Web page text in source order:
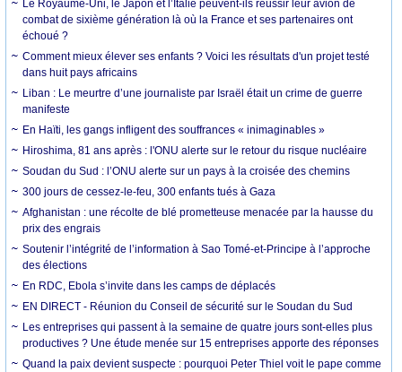
Le Royaume-Uni, le Japon et l’Italie peuvent-ils réussir leur avion de
combat de sixième génération là où la France et ses partenaires ont
échoué ?
Comment mieux élever ses enfants ? Voici les résultats d'un projet testé
dans huit pays africains
Liban : Le meurtre d’une journaliste par Israël était un crime de guerre
manifeste
En Haïti, les gangs infligent des souffrances « inimaginables »
Hiroshima, 81 ans après : l'ONU alerte sur le retour du risque nucléaire
Soudan du Sud : l’ONU alerte sur un pays à la croisée des chemins
300 jours de cessez-le-feu, 300 enfants tués à Gaza
Afghanistan : une récolte de blé prometteuse menacée par la hausse du
prix des engrais
Soutenir l’intégrité de l’information à Sao Tomé-et-Principe à l’approche
des élections
En RDC, Ebola s’invite dans les camps de déplacés
EN DIRECT - Réunion du Conseil de sécurité sur le Soudan du Sud
Les entreprises qui passent à la semaine de quatre jours sont-elles plus
productives ? Une étude menée sur 15 entreprises apporte des réponses
Quand la paix devient suspecte : pourquoi Peter Thiel voit le pape comme